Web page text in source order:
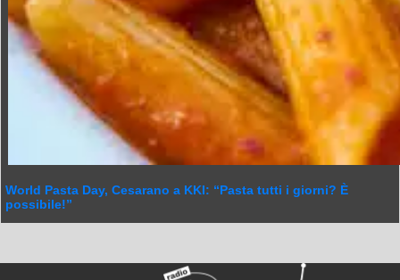
World Pasta Day, Cesarano a KKI: “Pasta tutti i giorni? È
possibile!”